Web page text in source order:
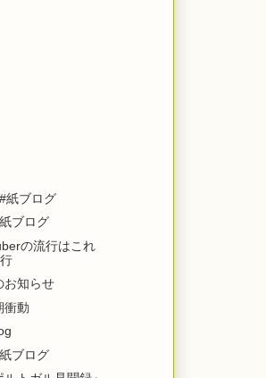
紙ブログ
ブログ
の流行はこれ
行
お知らせ
衝動
ブログ